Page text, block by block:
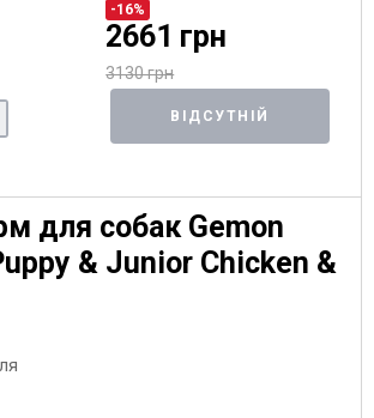
-16%
2661 грн
3130 грн
ВІДСУТНІЙ
для собак Gemon
& Junior Chicken &